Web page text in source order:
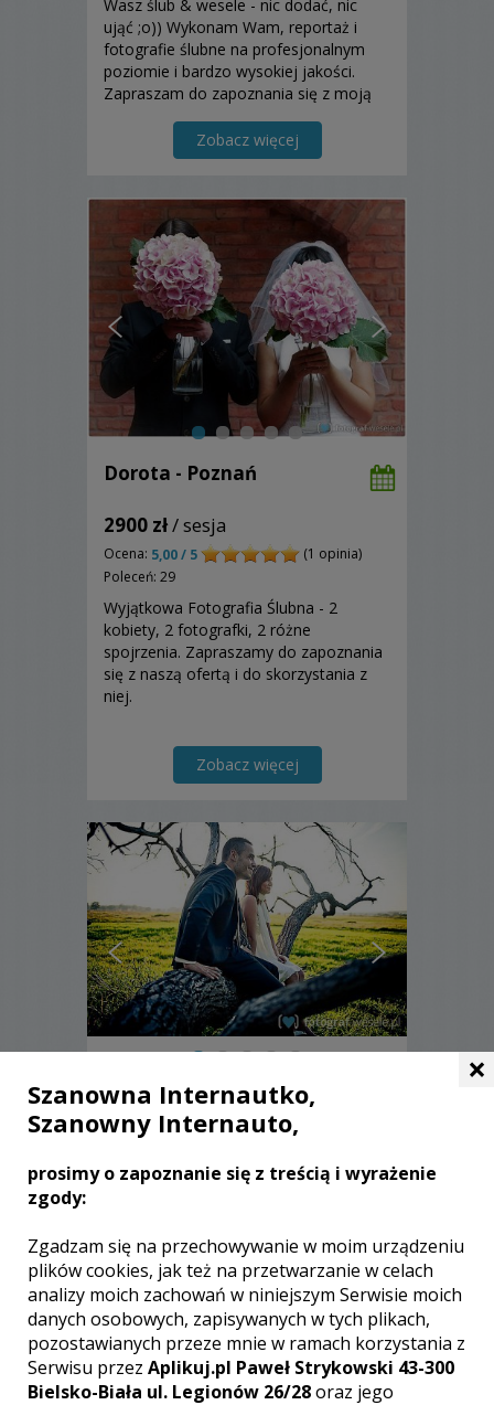
Wasz ślub & wesele - nic dodać, nic
ująć ;o)) Wykonam Wam, reportaż i
fotografie ślubne na profesjonalnym
poziomie i bardzo wysokiej jakości.
Zapraszam do zapoznania się z moją
Zobacz więcej
Dorota - Poznań
2900 zł/ sesja
Ocena: 5,00 / 5
(1 opinia)
Poleceń: 29
Wyjątkowa Fotografia Ślubna - 2
kobiety, 2 fotografki, 2 różne
spojrzenia. Zapraszamy do zapoznania
się z naszą ofertą i do skorzystania z
niej.
Zobacz więcej
Łukasz - Poznań
Ocena:0,00 / 5
(0 opinii)
nieodwracalne i niecodzienne. Podczas
uroczystości ślubnej fotografuję z
pasją, utrwalam emocje, radość, to co
ulotne. Na zdjęciach oprócz
najważniejszych i doniosłych
momentów z uroczystości ślubnej i
weselnej pokazuję również Wasze
Zobacz więcej
×
Szanowna Internautko,
Szanowny Internauto,
prosimy o zapoznanie się z treścią i wyrażenie
zgody:
Zgadzam się na przechowywanie w moim urządzeniu
plików cookies, jak też na przetwarzanie w celach
analizy moich zachowań w niniejszym Serwisie moich
danych osobowych, zapisywanych w tych plikach,
pozostawianych przeze mnie w ramach korzystania z
Serwisu przez Aplikuj.pl Paweł Strykowski 43-300
Bielsko-Biała ul. Legionów 26/28oraz jego